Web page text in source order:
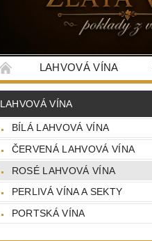
LAHVOVÁ VÍNA
LAHVOVÁ VÍNA
BÍLÁ LAHVOVÁ VÍNA
ČERVENÁ LAHVOVÁ VÍNA
ROSÉ LAHVOVÁ VÍNA
PERLIVÁ VÍNA A SEKTY
PORTSKÁ VÍNA